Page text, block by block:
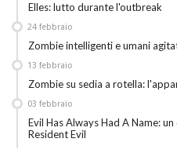
Elles: lutto durante l'outbreak
Zombie intelligenti e umani
24 febbraio
Zombie su sedia a rotella:
13 febbraio
Evil Has Always Had A Name:
Resident Evil
03 febbraio